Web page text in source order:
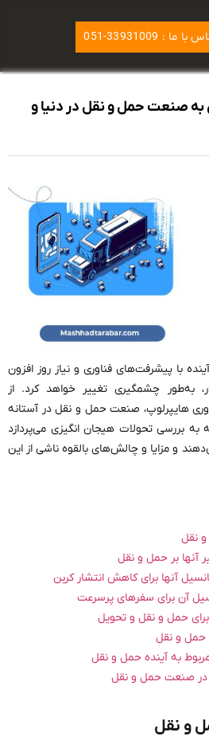
ما : 33931009-051
صنعت حمل و نقل در دنیا و
با پیشرفت‌های فناوری و نیاز روز افزون
به‌طور چشمگیری تغییر خواهد کرد. از
هایپرلوپ، صنعت حمل و نقل در آستانه
بررسی تحولات هیجان انگیزی می‌پردازد
و مزایا و چالش‌های بالقوه ناشی از این
نقل
آنها بر حمل و نقل
آنها برای کاهش انتشار کربن
آن برای سفرهای پرسرعت
برای حمل و نقل و تحویل
و نقل
به آینده حمل و نقل
صنعت حمل و نقل
و نقل